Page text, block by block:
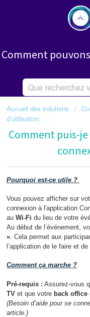
Comment
Accueil des solutions
d’utilisation
Comment puis-
Pourquoi est-ce utile ?
Vous pouvez afficher sur
connexion à l'application
au Wi-Fi du lieu de votre
Au début de l’événement,
» . Cela permet aux
l’application de le faire et
Comment ça marche ?
Pré-requis : Assurez-vous
TV et que votre back office
(Besoin d’aide pour se
article.)